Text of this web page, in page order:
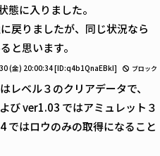
態に入りました。
戻りましたが、同じ状況なら
と思います。
(金) 20:00:34[ID:q4b1QnaEBkI] ブロック
レベル３のクリアデータで、
び ver1.03 ではアミュレット３
ではロウのみの取得になること